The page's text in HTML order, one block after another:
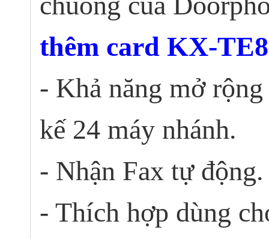
thêm card KX-
- Khả năng mở
kế 24 máy nhánh.
- Nhận Fax tự động.
- Thích hợp dùng